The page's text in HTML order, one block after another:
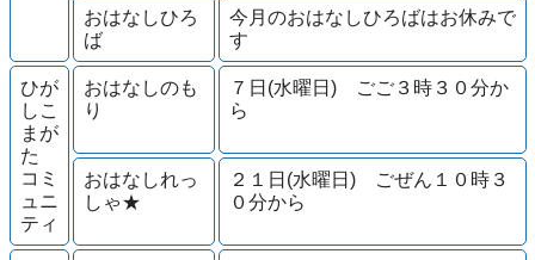
おはなしひろ
ば
今月のおはなしひろばはお休みで
す
ひが
しこ
まが
た
コミ
ュニ
ティ
おはなしのも
り
７日(水曜日) ごご３時３０分か
ら
おはなしれっ
しゃ★
２１日(水曜日) ごぜん１０時３
０分から